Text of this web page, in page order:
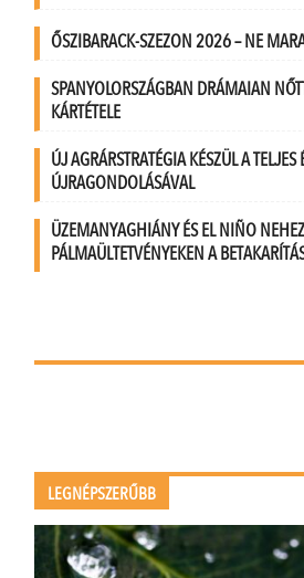
ŐSZIBARACK-SZEZON 2026 – NE
SPANYOLORSZÁGBAN DRÁMAIAN
KÁRTÉTELE
ÚJ AGRÁRSTRATÉGIA KÉSZÜL A
ÚJRAGONDOLÁSÁVAL
ÜZEMANYAGHIÁNY ÉS EL NIÑO
PÁLMAÜLTETVÉNYEKEN A
LEGNÉPSZERŰBB